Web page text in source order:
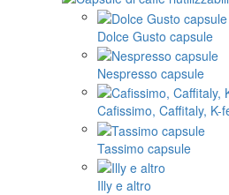
Dolce Gusto capsule
Nespresso capsule
Cafissimo, Caffitaly, K-
Tassimo capsule
Illy e altro